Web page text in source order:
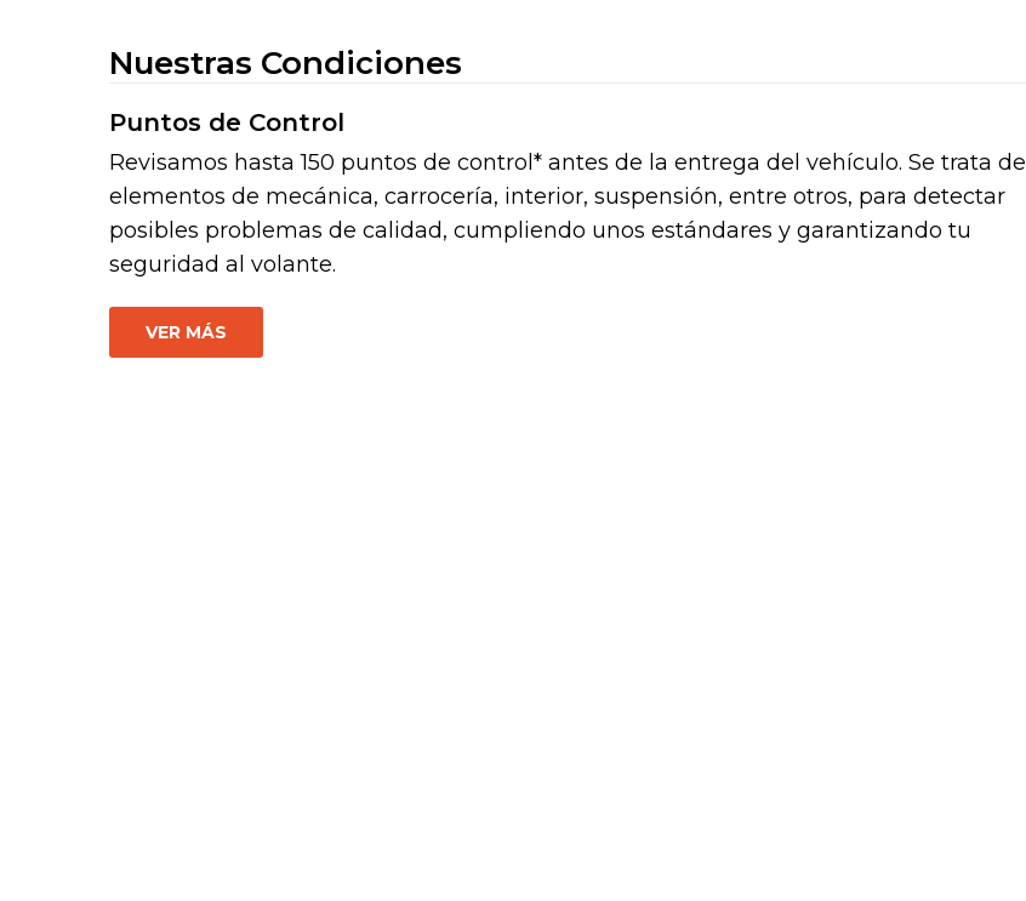
Nuestras Condiciones
Puntos de Control
Revisamos hasta 150 puntos de control* antes de la entrega del vehículo. Se trata de
elementos de mecánica, carrocería, interior, suspensión, entre otros, para detectar
posibles problemas de calidad, cumpliendo unos estándares y garantizando tu
seguridad al volante.
VER MÁS